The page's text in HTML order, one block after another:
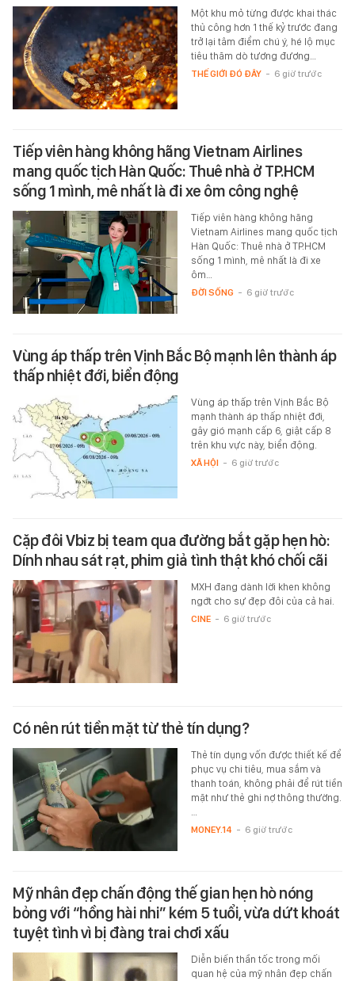
Một khu mỏ từng được khai thác
thủ công hơn 1 thế kỷ trước đang
trở lại tâm điểm chú ý, hé lộ mục
tiêu thăm dò tương đương…
THẾ GIỚI ĐÓ ĐÂY - 6 giờ trước
Tiếp viên hàng không hãng Vietnam Airlines
mang quốc tịch Hàn Quốc: Thuê nhà ở TP.HCM
sống 1 mình, mê nhất là đi xe ôm công nghệ
Tiếp viên hàng không hãng
Vietnam Airlines mang quốc tịch
Hàn Quốc: Thuê nhà ở TP.HCM
sống 1 mình, mê nhất là đi xe
ôm…
ĐỜI SỐNG - 6 giờ trước
Vùng áp thấp trên Vịnh Bắc Bộ mạnh lên thành áp
thấp nhiệt đới, biển động
Vùng áp thấp trên Vịnh Bắc Bộ
mạnh thành áp thấp nhiệt đới,
gây gió mạnh cấp 6, giật cấp 8
trên khu vực này, biển động.
XÃ HỘI - 6 giờ trước
Cặp đôi Vbiz bị team qua đường bắt gặp hẹn hò:
Dính nhau sát rạt, phim giả tình thật khó chối cãi
MXH đang dành lời khen không
ngớt cho sự đẹp đôi của cả hai.
CINE - 6 giờ trước
Có nên rút tiền mặt từ thẻ tín dụng?
Thẻ tín dụng vốn được thiết kế để
phục vụ chi tiêu, mua sắm và
thanh toán, không phải để rút tiền
mặt như thẻ ghi nợ thông thường.
…
MONEY.14 - 6 giờ trước
Mỹ nhân đẹp chấn động thế gian hẹn hò nóng
bỏng với “hồng hài nhi” kém 5 tuổi, vừa dứt khoát
tuyệt tình vì bị đàng trai chơi xấu
Diễn biến thần tốc trong mối
quan hệ của mỹ nhân đẹp chấn